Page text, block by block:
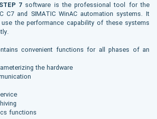
7software is the professional tool for the
C7 and SIMATIC WinAC automation systems. It
the performance capability of these systems
convenient functions for all phases of an
the hardware
functions